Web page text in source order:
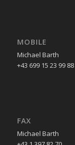
MOBILE
Michael Barth
+43 699 15 23 99 88
FAX
Michael Barth